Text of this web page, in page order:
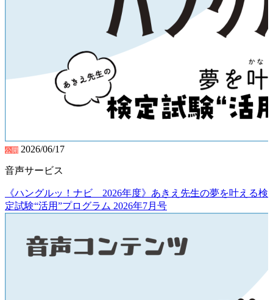
公開 2026/06/17
音声サービス
《ハングルッ！ナビ 2026年度》あきえ先生の夢を叶える検
定試験“活用”プログラム 2026年7月号